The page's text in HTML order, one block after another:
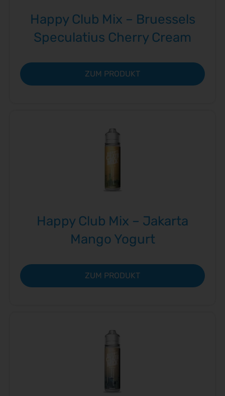
Happy Club Mix – Bruessels
Speculatius Cherry Cream
ZUM PRODUKT
Happy Club Mix – Jakarta
Mango Yogurt
ZUM PRODUKT